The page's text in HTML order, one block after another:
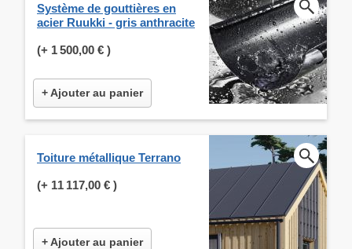
Système de gouttières en
acier Ruukki - gris anthracite
(+ 1 500,00 € )
+ Ajouter au panier
Toiture métallique Terrano
(+ 11 117,00 € )
+ Ajouter au panier